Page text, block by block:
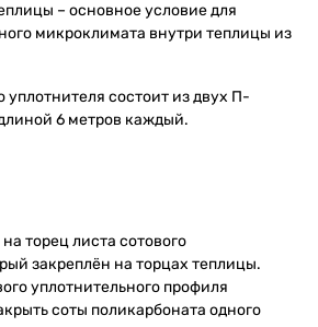
– основное условие для
микроклимата внутри теплицы из
уплотнителя состоит из двух П-
6 метров каждый.
торец листа сотового
закреплён на торцах теплицы.
уплотнительного профиля
соты поликарбоната одного